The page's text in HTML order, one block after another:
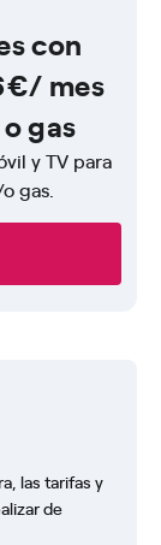
con
mes
gas
y TV para
gas.
las tarifas y
de